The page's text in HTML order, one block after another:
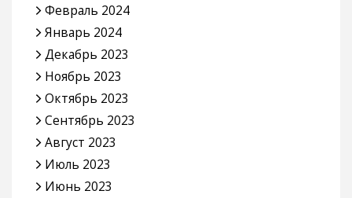
Февраль 2024
Январь 2024
Декабрь 2023
Ноябрь 2023
Октябрь 2023
Сентябрь 2023
Август 2023
Июль 2023
Июнь 2023